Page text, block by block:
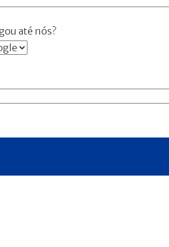
até nós?